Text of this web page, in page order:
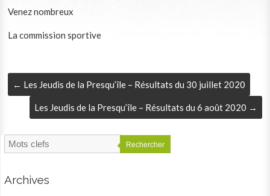
Venez nombreux
La commission sportive
← Les Jeudis de la Presqu’île – Résultats du 30 juillet 2020
Les Jeudis de la Presqu’île – Résultats du 6 août 2020 →
Rechercher
Archives